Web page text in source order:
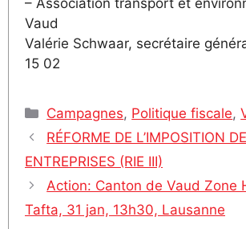
– Association transport et
Vaud
Valérie Schwaar, secrétaire
15 02
Catégories
Campagnes, Politique fiscale,
RÉFORME DE L’IMPOSITION
ENTREPRISES (RIE III)
Action: Canton de Vaud Zone
Tafta, 31 jan, 13h30, Lausanne